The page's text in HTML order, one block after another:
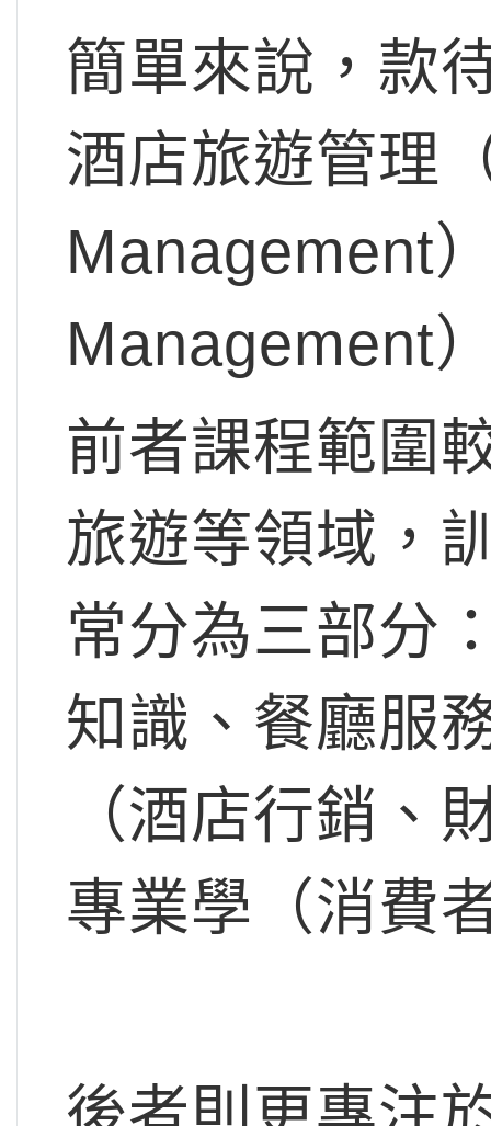
簡單來說，款
酒店旅遊管理
Management
Management
前者課程範圍
旅遊等領域，
常分為三部分
知識、餐廳服
（酒店行銷、
專業學（消費